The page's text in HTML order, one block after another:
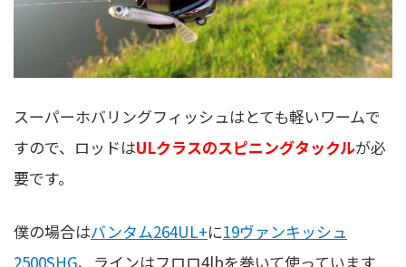
スーパーホバリングフィッシュはとても軽いワームで
すので、ロッドはULクラスのスピニングタックルが必
要です。
僕の場合はバンタム264UL+に19ヴァンキッシュ
2500SHG、ラインはフロロ4lbを巻いて使っています